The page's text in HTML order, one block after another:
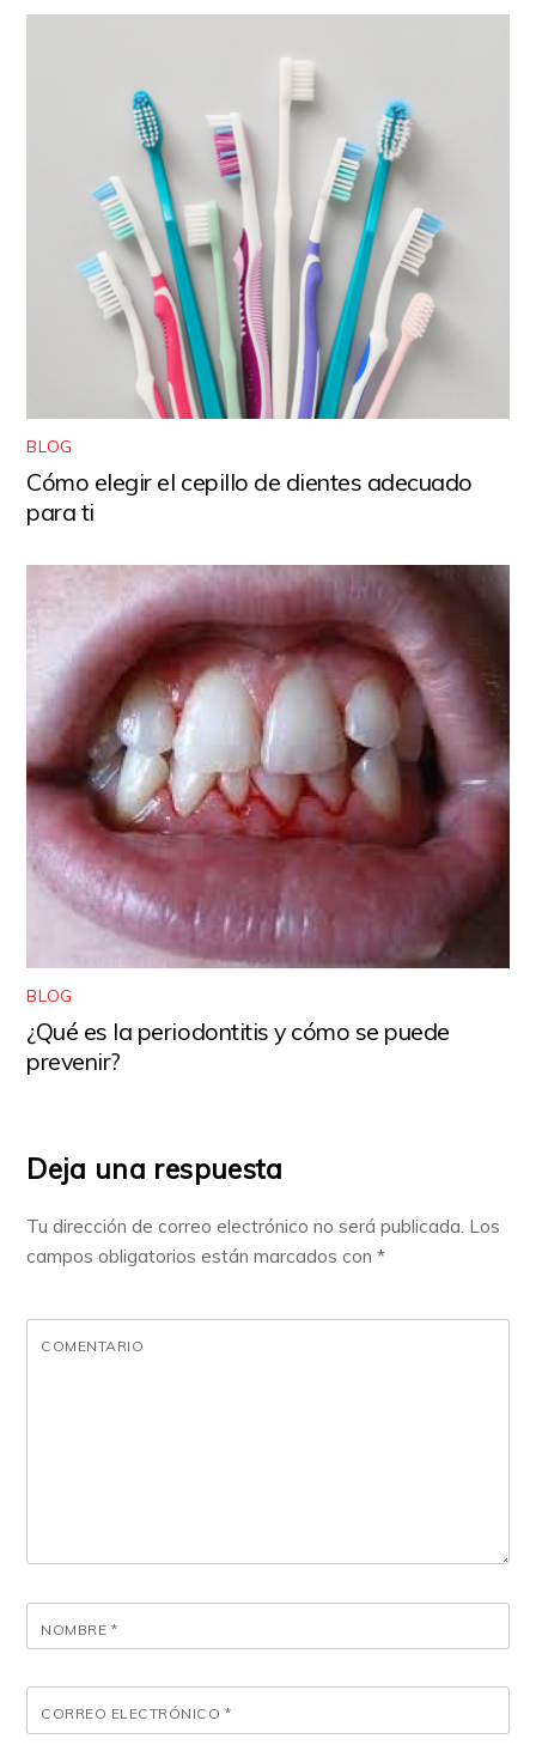
BLOG
Cómo elegir el cepillo de dientes adecuado
para ti
BLOG
¿Qué es la periodontitis y cómo se puede
prevenir?
Deja una respuesta
Tu dirección de correo electrónico no será publicada. Los
campos obligatorios están marcados con*
COMENTARIO
NOMBRE *
CORREO ELECTRÓNICO *